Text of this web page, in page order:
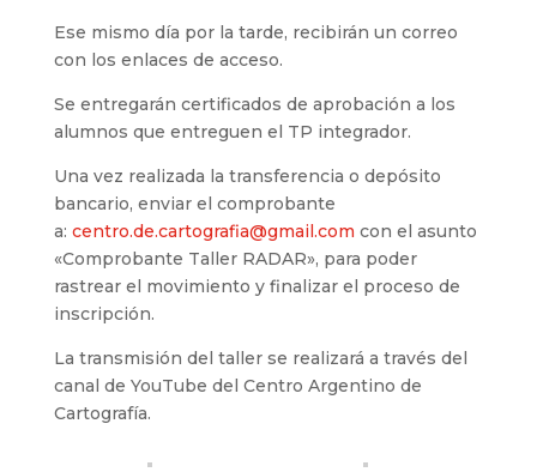
Ese mismo día por la tarde, recibirán un correo
con los enlaces de acceso.
Se entregarán certificados de aprobación a los
alumnos que entreguen el TP integrador.
Una vez realizada la transferencia o depósito
bancario, enviar el comprobante
a: centro.de.cartografia@gmail.com con el asunto
«Comprobante Taller RADAR», para poder
rastrear el movimiento y finalizar el proceso de
inscripción.
La transmisión del taller se realizará a través del
canal de YouTube del Centro Argentino de
Cartografía.